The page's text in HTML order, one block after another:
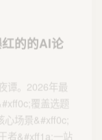
的的AI论
。2026年最
覆盖选题
心场景&#xff0c;
&#xff1a;一站